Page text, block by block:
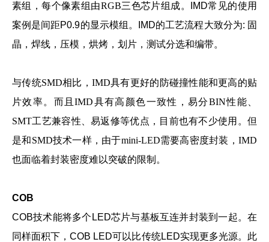
素组，每个像素组由RGB三色芯片组成。IMD常见的使用
案例是间距P0.9的显示模组。IMD的工艺流程大致分为: 固
晶，焊线，压模，烘烤，划片，测试分选和编带。
与传统SMD相比，IMD具有更好的防碰撞性能和更高的贴
片效率。而且IMD具有高颜色一致性，易分BIN性能、
SMT工艺兼容性、易返修等优点，目前也有不少使用。但
是和SMD技术一样，由于mini-LED需要高密度封装，IMD
也面临着封装密度难以突破的限制。
COB
COB技术能将多个LED芯片与基板互连并封装到一起。在
同样面积下，COB LED可以比传统LED实现更多光源。此